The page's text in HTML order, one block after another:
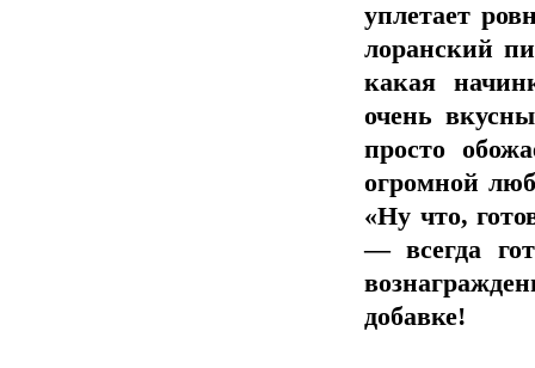
уплетает
лоранский
какая
очень
просто
огромной
«Ну что,
— всегда
добавке!